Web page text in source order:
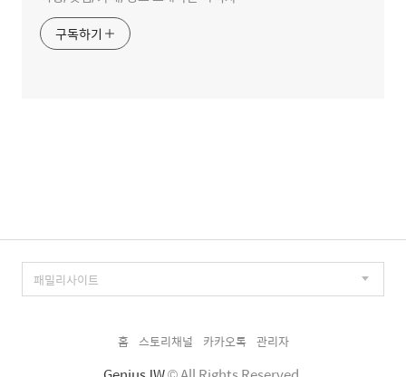
구독하기
홈 스토리채널 카카오톡 관리자